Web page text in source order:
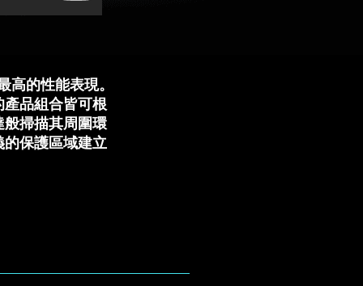
的性能表現。
品組合皆可根
掃描其周圍環
保護區域建立